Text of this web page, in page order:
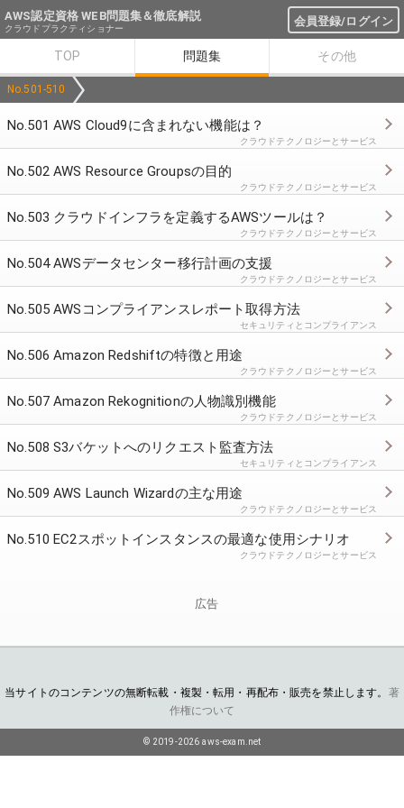
AWS認定資格 WEB問題集＆徹底解説 会員登録/ログイン
クラウドプラクティショナー
TOP 問題集 その他
No.501-510
No.501 AWS Cloud9に含まれない機能は？
クラウドテクノロジーとサービス
No.502 AWS Resource Groupsの目的
クラウドテクノロジーとサービス
No.503 クラウドインフラを定義するAWSツールは？
クラウドテクノロジーとサービス
No.504 AWSデータセンター移行計画の支援
クラウドテクノロジーとサービス
No.505 AWSコンプライアンスレポート取得方法
セキュリティとコンプライアンス
No.506 Amazon Redshiftの特徴と用途
クラウドテクノロジーとサービス
No.507 Amazon Rekognitionの人物識別機能
クラウドテクノロジーとサービス
No.508 S3バケットへのリクエスト監査方法
セキュリティとコンプライアンス
No.509 AWS Launch Wizardの主な用途
クラウドテクノロジーとサービス
No.510 EC2スポットインスタンスの最適な使用シナリオ
クラウドテクノロジーとサービス
広告
当サイトのコンテンツの無断転載・複製・転用・再配布・販売を禁止します。 著
作権について
© 2019-2026 aws-exam.net